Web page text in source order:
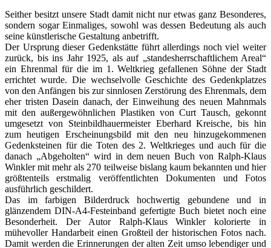
Seither besitzt unsere Stadt damit nicht nur etwas ganz Besonderes,
sondern sogar Einmaliges, sowohl was dessen Bedeutung als auch
seine künstlerische Gestaltung anbetrifft.
Der Ursprung dieser Gedenkstätte führt allerdings noch viel weiter
zurück, bis ins Jahr 1925, als auf „standesherrschaftlichem Areal“
ein Ehrenmal für die im 1. Weltkrieg gefallenen Söhne der Stadt
errichtet wurde. Die wechselvolle Geschichte des Gedenkplatzes
von den Anfängen bis zur sinnlosen Zerstörung des Ehrenmals, dem
eher tristen Dasein danach, der Einweihung des neuen Mahnmals
mit den außergewöhnlichen Plastiken von Curt Tausch, gekonnt
umgesetzt von Steinbildhauermeister Eberhard Kreische, bis hin
zum heutigen Erscheinungsbild mit den neu hinzugekommenen
Gedenksteinen für die Toten des 2. Weltkrieges und auch für die
danach „Abgeholten“ wird in dem neuen Buch von Ralph-Klaus
Winkler mit mehr als 270 teilweise bislang kaum bekannten und hier
größtenteils erstmalig veröffentlichten Dokumenten und Fotos
ausführlich geschildert.
Das im farbigen Bilderdruck hochwertig gebundene und in
glänzendem DIN-A4-Festeinband gefertigte Buch bietet noch eine
Besonderheit. Der Autor Ralph-Klaus Winkler kolorierte in
mühevoller Handarbeit einen Großteil der historischen Fotos nach.
Damit werden die Erinnerungen der alten Zeit umso lebendiger und